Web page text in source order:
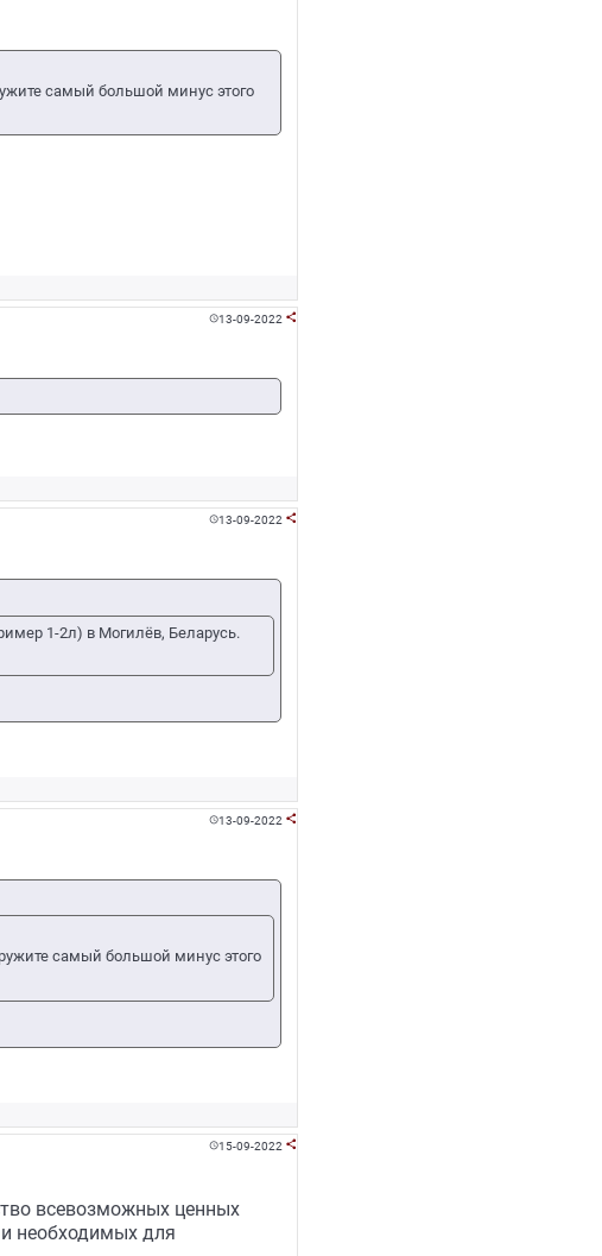
самый большой минус этого
13-09-2022 
13-09-2022 
1-2л) в Могилёв, Беларусь.
13-09-2022 
самый большой минус этого
15-09-2022 
всевозможных ценных
необходимых для